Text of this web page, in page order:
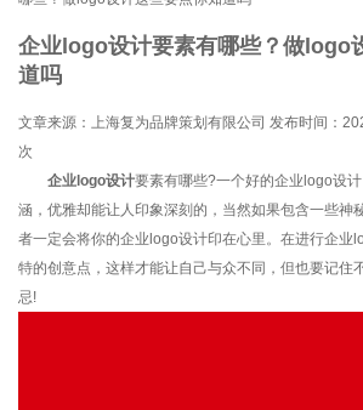
企业logo设计要素有哪些？做logo
道吗
文章来源：上海复为品牌策划有限公司 发布时间：
次
企业logo设计要素有哪些?一个好的企业logo设
涵，优雅却能让人印象深刻的，当然如果包含一些神
者一定会将你的企业logo设计印在心里。在进行企业
特的创意点，这样才能让自己与众不同，但也要记住
忌!